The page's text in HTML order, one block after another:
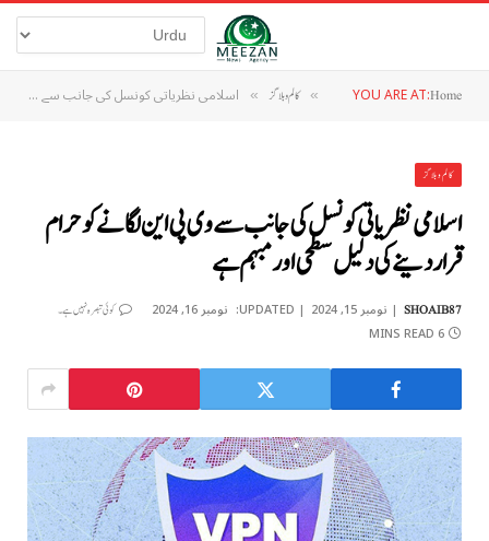
YOU ARE AT:Home
» کالم و بلاگز » اسلامی نظریاتی کونسل کی جانب سے وی پی این لگانے کو حرام قرار دینے کی دلیل سطحی اور مبہم ہے
کالم و بلاگز
اسلامی نظریاتی کونسل کی جانب سے وی پی این لگانے کو حرام
قرار دینے کی دلیل سطحی اور مبہم ہے
SHOAIB87 نومبر 15, 2024 UPDATED: نومبر 16, 2024 کوئی تبصرہ نہیں ہے۔
6 MINS READ